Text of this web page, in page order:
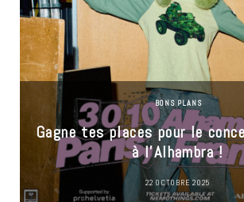
BONS PLANS
Gagne tes places pour le
à l’Alhambra !
22 OCTOBRE 2025